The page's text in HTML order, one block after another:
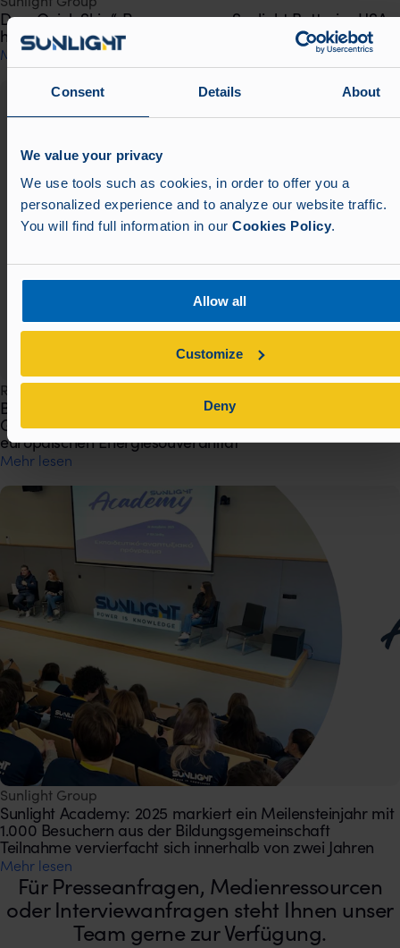
Consent Details About
We value your privacy
We use tools such as cookies, in order to offer you a
personalized experience and to analyze our website traffic.
You will find full information in our Cookies Policy.
Allow all
Customize
Deny
Das „Quick Ship“-Programm von Sunlight Batteries USA
hilft Industriekunden, ihren Betrieb am Laufen zu halten
Mehr lesen
R&D Projects
Beschleunigung der Batterieproduktion: Die Sunlight
Group leitet das BATTwin-Projekt zur Sicherung der
europäischen Energiesouveränität
Mehr lesen
Sunlight Group
Sunlight Academy: 2025 markiert ein Meilensteinjahr mit
1.000 Besuchern aus der Bildungsgemeinschaft
Teilnahme vervierfacht sich innerhalb von zwei Jahren
Mehr lesen
Für Presseanfragen, Medienressourcen
oder Interviewanfragen steht Ihnen unser
Team gerne zur Verfügung.